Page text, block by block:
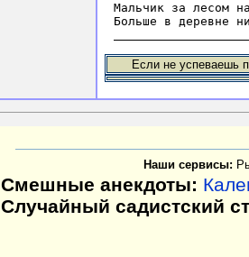
Maльчик зa лecoм
Если не успеваешь
Наши сервисы:
Смешные анекдоты:
Случайный садистский